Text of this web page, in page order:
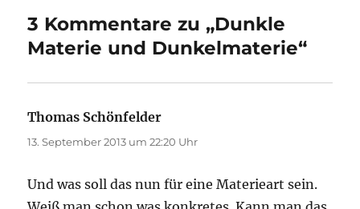
3 Kommentare zu „Dunkle
Materie und Dunkelmaterie“
Thomas Schönfelder
13. September 2013 um 22:20 Uhr
Und was soll das nun für eine Materieart sein.